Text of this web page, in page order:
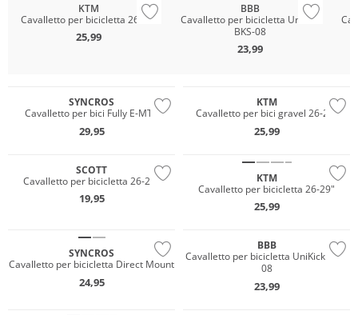
KTM
Cavalletto per bicicletta 26-29"
25,99
BBB
Cavalletto per bicicletta UniKick
BKS-08
23,99
SYNCROS
Cavalletto per bici Fully E-MTB
29,95
KTM
Cavalletto per bici gravel 26-29"
25,99
SCOTT
Cavalletto per bicicletta 26-28"
19,95
KTM
Cavalletto per bicicletta 26-29"
25,99
SYNCROS
Cavalletto per bicicletta Direct Mount
24,95
BBB
Cavalletto per bicicletta UniKick BKS-
08
23,99